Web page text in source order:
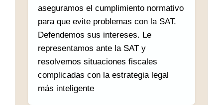
aseguramos el cumplimiento normativo
para que evite problemas con la SAT.
Defendemos sus intereses. Le
representamos ante la SAT y
resolvemos situaciones fiscales
complicadas con la estrategia legal
más inteligente